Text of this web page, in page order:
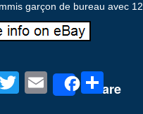
garçon de bureau avec
F
T
E
Share
P